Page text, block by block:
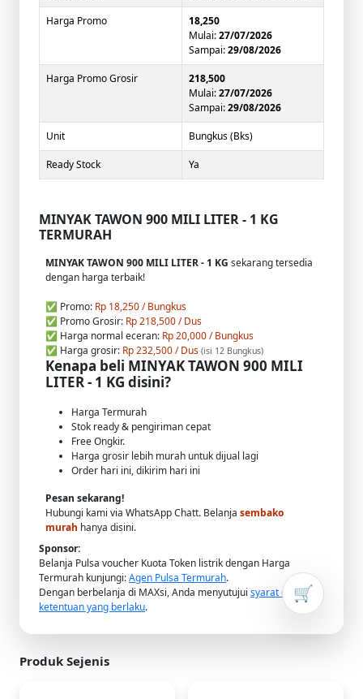
Harga Promo
18,250
Mulai:27/07/2026
Sampai:29/08/2026
Harga Promo Grosir
218,500
Mulai:27/07/2026
Sampai:29/08/2026
Unit Bungkus (Bks)
Ready Stock Ya
MINYAK TAWON 900 MILI LITER - 1 KG
TERMURAH
MINYAK TAWON 900 MILI LITER - 1 KG sekarang tersedia
dengan harga terbaik!
✅ Promo: Rp 18,250 / Bungkus
✅ Promo Grosir: Rp 218,500 / Dus
✅ Harga normal eceran: Rp 20,000 / Bungkus
✅ Harga grosir: Rp 232,500 / Dus (isi 12 Bungkus)
Kenapa beli MINYAK TAWON 900 MILI
LITER - 1 KG disini?
Harga Termurah
Stok ready & pengiriman cepat
Free Ongkir.
Harga grosir lebih murah untuk dijual lagi
Order hari ini, dikirim hari ini
Pesan sekarang!
Hubungi kami via WhatsApp Chatt. Belanja sembako
murah hanya disini.
🛒
Sponsor:
Belanja Pulsa voucher Kuota Token listrik dengan Harga
Termurah kunjungi:Agen Pulsa Termurah.
Dengan berbelanja di MAXsi, Anda menyutujui syarat dan
ketentuan yang berlaku.
Produk Sejenis